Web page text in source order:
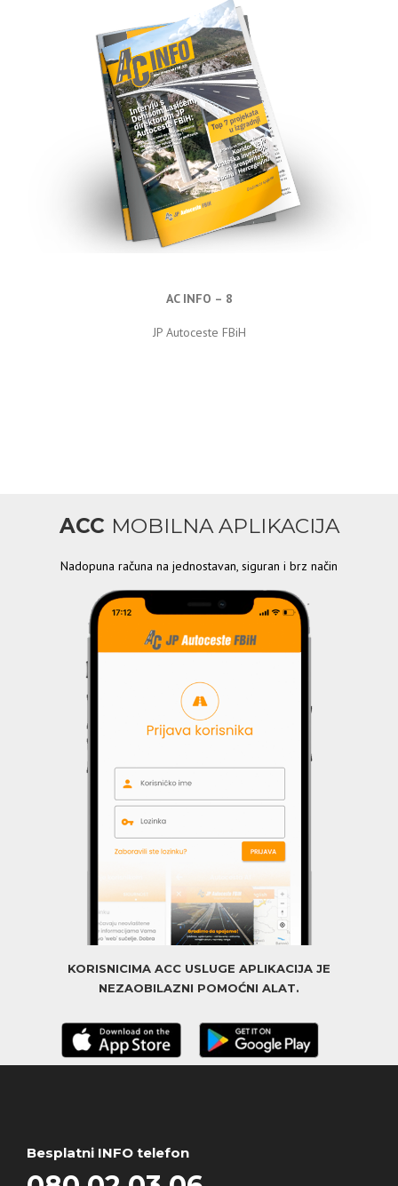
AC INFO – 8
JP Autoceste FBiH
ACC MOBILNA APLIKACIJA
Nadopuna računa na jednostavan, siguran i brz način
KORISNICIMA ACC USLUGE APLIKACIJA JE
NEZAOBILAZNI POMOĆNI ALAT.
Besplatni INFO telefon